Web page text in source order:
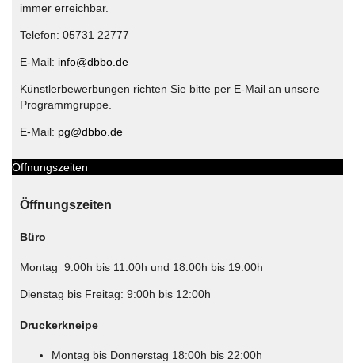
immer erreichbar.
Telefon: 05731 22777
E-Mail: info@dbbo.de
Künstlerbewerbungen richten Sie bitte per E-Mail an unsere
Programmgruppe.
E-Mail: pg@dbbo.de
Öffnungszeiten
Öffnungszeiten
Büro
Montag 9:00h bis 11:00h und 18:00h bis 19:00h
Dienstag bis Freitag: 9:00h bis 12:00h
Druckerkneipe
Montag bis Donnerstag 18:00h bis 22:00h